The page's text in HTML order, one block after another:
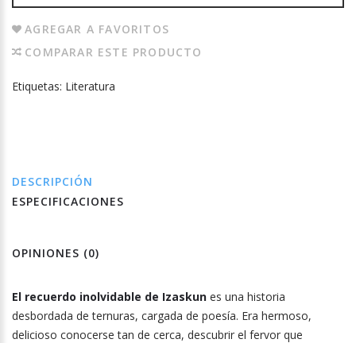
AGREGAR A FAVORITOS
COMPARAR ESTE PRODUCTO
Etiquetas: Literatura
DESCRIPCIÓN
ESPECIFICACIONES
OPINIONES (0)
El recuerdo inolvidable de Izaskun es una historia
desbordada de ternuras, cargada de poesía. Era hermoso,
delicioso conocerse tan de cerca, descubrir el fervor que